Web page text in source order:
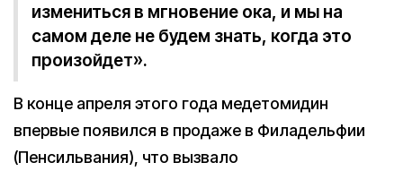
измениться в мгновение ока, и мы на
самом деле не будем знать, когда это
произойдет».
В конце апреля этого года медетомидин
впервые появился в продаже в Филадельфии
(Пенсильвания), что вызвало